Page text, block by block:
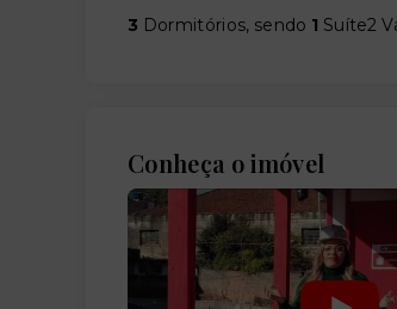
3 Dormitórios, sendo 1 Suíte2
Conheça o imóvel